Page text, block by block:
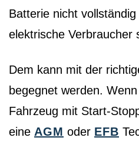
Batterie nicht
elektrische Verbraucher
Dem kann mit der
begegnet werden.
Fahrzeug mit Start-
eine AGM oder EFB